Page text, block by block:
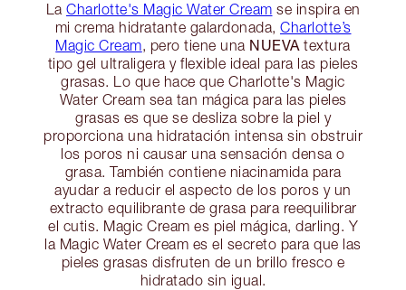
La Charlotte's Magic Water Cream se inspira en
mi crema hidratante galardonada, Charlotte’s
Magic Cream, pero tiene una NUEVA textura
tipo gel ultraligera y flexible ideal para las pieles
grasas. Lo que hace que Charlotte's Magic
Water Cream sea tan mágica para las pieles
grasas es que se desliza sobre la piel y
proporciona una hidratación intensa sin obstruir
los poros ni causar una sensación densa o
grasa. También contiene niacinamida para
ayudar a reducir el aspecto de los poros y un
extracto equilibrante de grasa para reequilibrar
el cutis. Magic Cream es piel mágica, darling. Y
la Magic Water Cream es el secreto para que las
pieles grasas disfruten de un brillo fresco e
hidratado sin igual.